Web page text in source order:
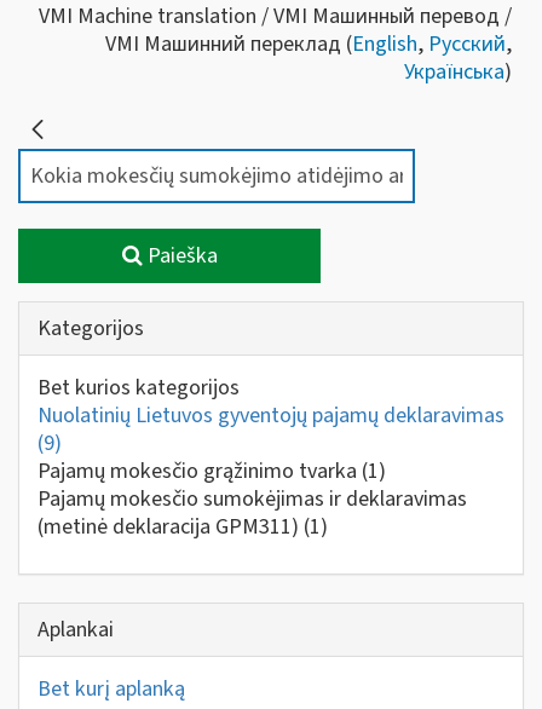
VMI Machine translation / VMI Машинный перевод /
VMI Машинний переклад (English, Русский,
Українська)
Paieška
Kategorijos
Bet kurios kategorijos
Nuolatinių Lietuvos gyventojų pajamų deklaravimas
(9)
Pajamų mokesčio grąžinimo tvarka (1)
Pajamų mokesčio sumokėjimas ir deklaravimas
(metinė deklaracija GPM311) (1)
Aplankai
Bet kurį aplanką